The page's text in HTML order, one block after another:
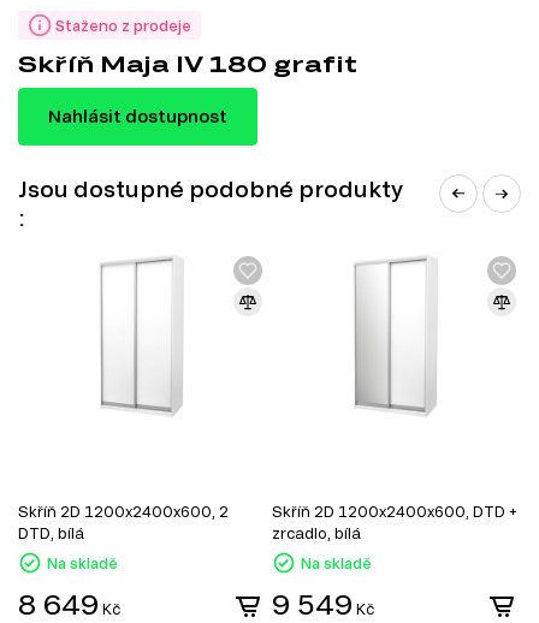
Staženo z prodeje
Skříň Maja IV 180 grafit
Nahlásit dostupnost
Jsou dostupné podobné produkty
:
Skříň 2D 1200x2400x600, 2
DTD, bílá
Na skladě
8 649 Kč
Skříň 2D 1200x2400x600, DTD +
zrcadlo, bílá
Na skladě
9 549 Kč